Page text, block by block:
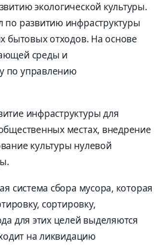
экологической культуры.
развитию инфраструктуры
бытовых отходов. На основе
среды и
по управлению
инфраструктуры для
местах, внедрение
культуры нулевой
система сбора мусора, которая
сортировку,
для этих целей выделяются
на ликвидацию